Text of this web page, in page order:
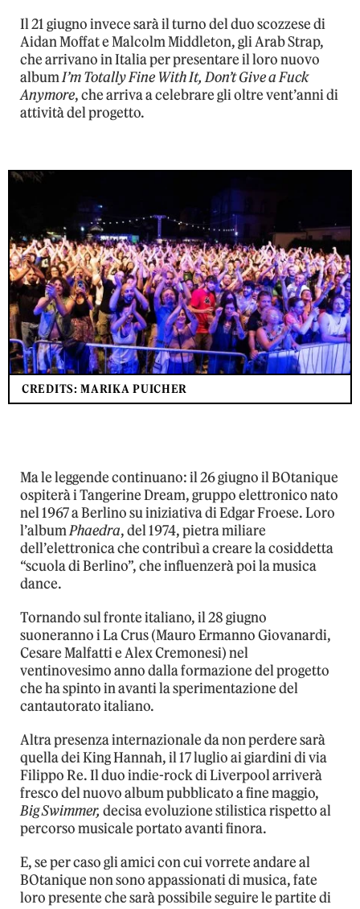
Il 21 giugno invece sarà il turno del duo scozzese di
Aidan Moffat e Malcolm Middleton, gli Arab Strap,
che arrivano in Italia per presentare il loro nuovo
albumI’m Totally Fine With It, Don’t Give a Fuck
Anymore, che arriva a celebrare gli oltre vent’anni di
attività del progetto.
CREDITS: MARIKA PUICHER
Ma le leggende continuano: il 26 giugno il BOtanique
ospiterà i Tangerine Dream, gruppo elettronico nato
nel 1967 a Berlino su iniziativa di Edgar Froese. Loro
l’albumPhaedra, del 1974, pietra miliare
dell’elettronica che contribuì a creare la cosiddetta
“scuola di Berlino”, che influenzerà poi la musica
dance.
Tornando sul fronte italiano, il 28 giugno
suoneranno i La Crus (Mauro Ermanno Giovanardi,
Cesare Malfatti e Alex Cremonesi) nel
ventinovesimo anno dalla formazione del progetto
che ha spinto in avanti la sperimentazione del
cantautorato italiano.
Altra presenza internazionale da non perdere sarà
quella dei King Hannah, il 17 luglio ai giardini di via
Filippo Re. Il duo indie-rock di Liverpool arriverà
fresco del nuovo album pubblicato a fine maggio,
Big Swimmer, decisa evoluzione stilistica rispetto al
percorso musicale portato avanti finora.
E, se per caso gli amici con cui vorrete andare al
BOtanique non sono appassionati di musica, fate
loro presente che sarà possibile seguire le partite di